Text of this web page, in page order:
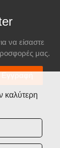
να είσαστε
μας.
Εγγραφή
καλύτερη